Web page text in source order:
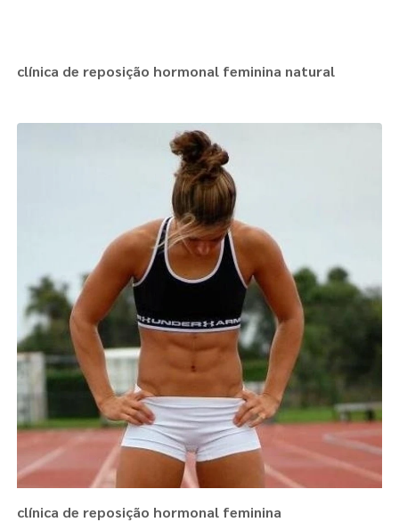
clínica de reposição hormonal feminina natural
clínica de reposição hormonal feminina